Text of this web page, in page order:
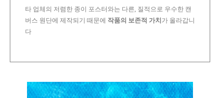
타 업체의 저렴한 종이 포스터와는 다른, 질적으로 우수한 캔
버스 원단에 제작되기 때문에 작품의 보존적 가치 가 올라갑니
다